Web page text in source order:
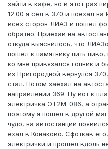
зайти в кафе, но в этот раз
12.00 я сел в 370 и поехал на
всех сторон ЛИАЗ и пошел
обратно. Приехав на
откуда выяснилось, что
пошел к памятнику пить
ко мне привязался гопник и
из Пригородной вернулся
стал. Потом заехал на
направлении 369. Ну вот к
электричка ЭТ2М-086, а
поэтому я пошел в другой
чудо, на автостанции
ехал в Конаково. Сфоткав
электрички и прошел вдоль